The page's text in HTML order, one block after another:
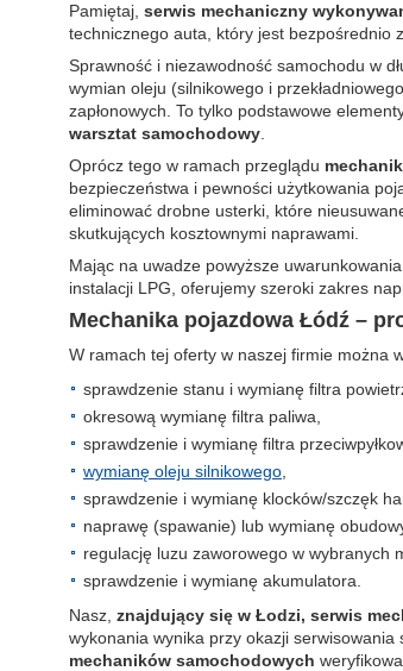
Pamiętaj, serwis mechaniczny
technicznego auta, który jest bezpośrednio
Sprawność i niezawodność samochodu w
wymian oleju (silnikowego i
zapłonowych. To tylko podstawowe
warsztat samochodowy
Oprócz tego w ramach przeglądu
bezpieczeństwa i pewności użytkowania
eliminować drobne usterki, które
skutkujących kosztownymi naprawami.
Mając na uwadze powyższe
instalacji LPG, oferujemy szeroki zakres
Mechanika pojazdowa Łódź –
W ramach tej oferty w naszej firmie można
sprawdzenie stanu i wymianę filtra
okresową wymianę filtra paliwa,
sprawdzenie i wymianę filtra
wymianę oleju silnikowego
sprawdzenie i wymianę klocków/szczęk
naprawę (spawanie) lub wymianę
regulację luzu zaworowego w wybranych
sprawdzenie i wymianę akumulatora.
Nasz, znajdujący się w Łodzi, serwis
wykonania wynika przy okazji
mechaników samochodowych